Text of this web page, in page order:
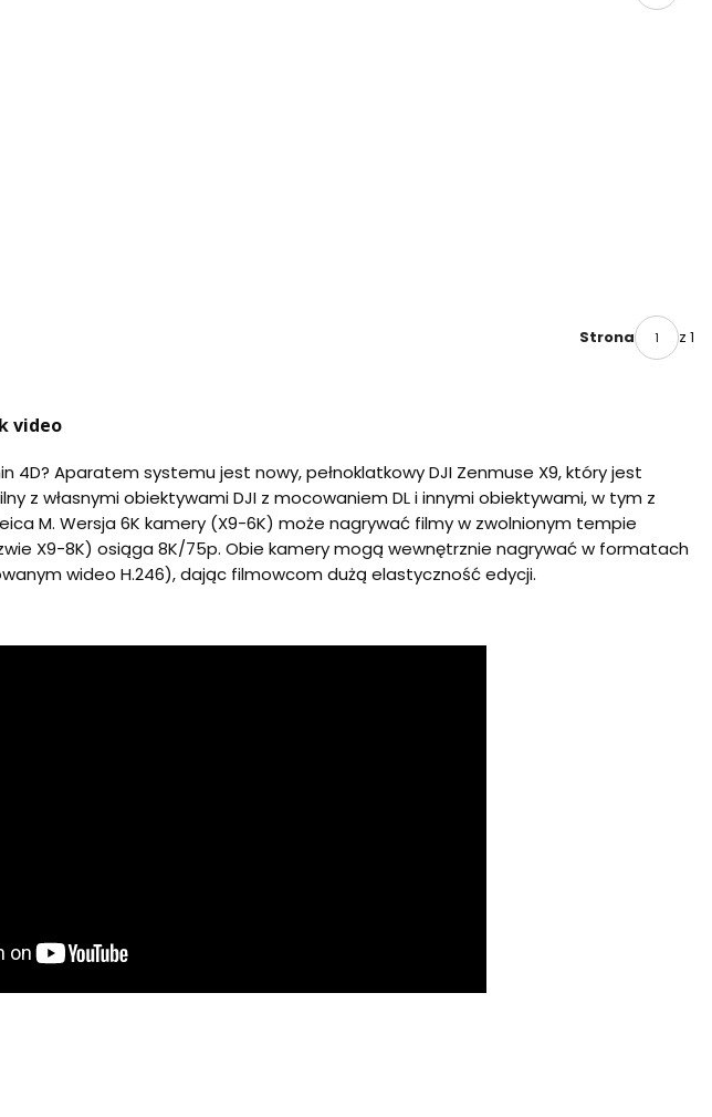
Strona z 1
video
4D? Aparatem systemu jest nowy, pełnoklatkowy DJI Zenmuse X9, który jest
z własnymi obiektywami DJI z mocowaniem DL i innymi obiektywami, w tym z
M. Wersja 6K kamery (X9-6K) może nagrywać filmy w zwolnionym tempie
X9-8K) osiąga 8K/75p. Obie kamery mogą wewnętrznie nagrywać w formatach
wideo H.246), dając filmowcom dużą elastyczność edycji.